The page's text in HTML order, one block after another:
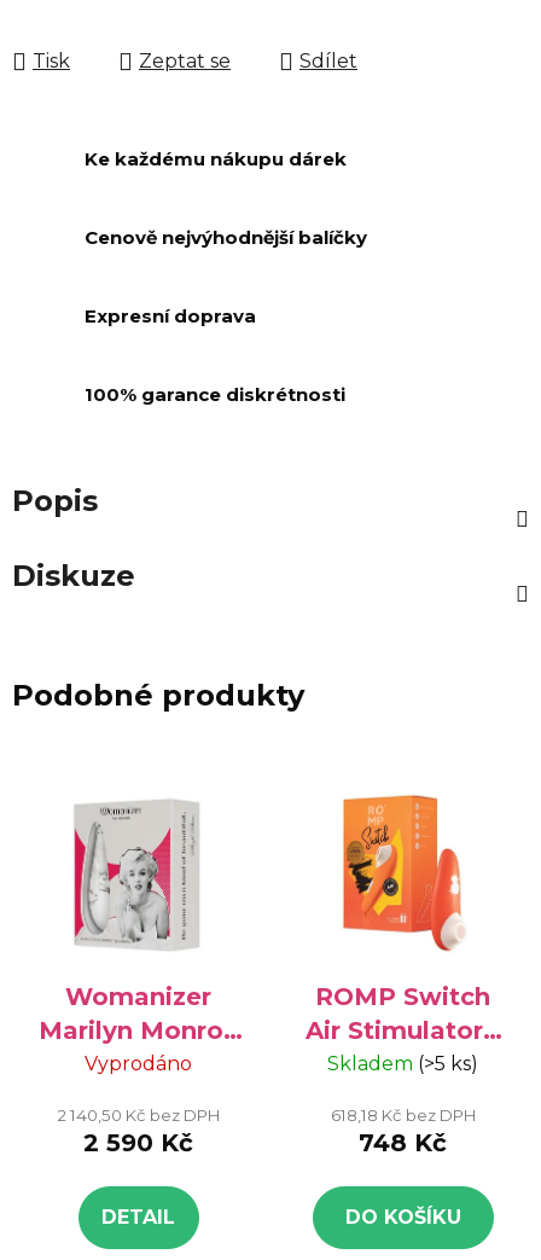
Tisk Zeptat se Sdílet
Ke každému nákupu dárek
Cenově nejvýhodnější balíčky
Expresní doprava
100% garance diskrétnosti
Popis
Diskuze
Podobné produkty
Womanizer
Marilyn Monroe
Special Edition -
edice, 10 úrovní
Vyprodáno
2 140,50 Kč bez DPH
2 590 Kč
DETAIL
ROMP Switch
Air Stimulator -
stimulátor na
Skladem (>5 ks)
618,18 Kč bez DPH
748 Kč
DO KOŠÍKU